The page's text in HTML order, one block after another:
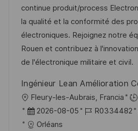
a
c
i
ó
n
h
a
d
e
p
b
l
i
e
e
m
p
l
o
r
continue produit/process
la qualité et la conformité des
électroniques. Rejoignez notre
Rouen et contribuez à
de l'électronique militaire et civil.
Ingénieur Lean Amélioration
U
b
Fleury-les-Aubrais, Francia
F
e
2026-08-05
I
R0334482
Orléans